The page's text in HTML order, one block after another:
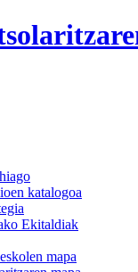
katalogoa
Ekitaldiak
mapa